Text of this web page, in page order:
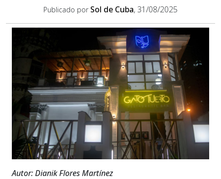
Publicado por Sol de Cuba, 31/08/2025
Autor: Dianik Flores Martínez